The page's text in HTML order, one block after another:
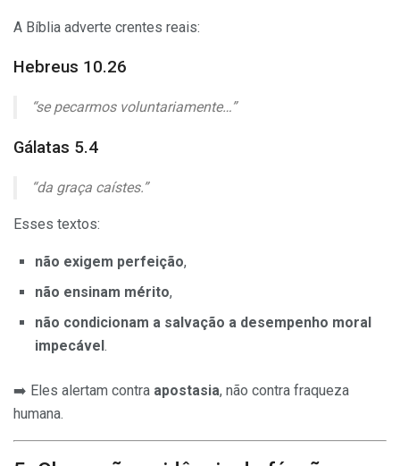
A Bíblia adverte crentes reais:
Hebreus 10.26
“se pecarmos voluntariamente…”
Gálatas 5.4
“da graça caístes.”
Esses textos:
não exigem perfeição,
não ensinam mérito,
não condicionam a salvação a desempenho moral
impecável.
➡️ Eles alertam contra apostasia, não contra fraqueza
humana.